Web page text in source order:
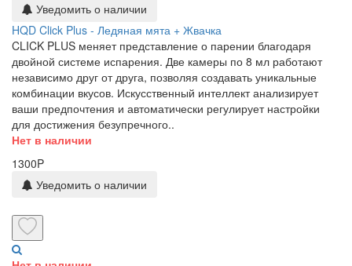
Уведомить о наличии
HQD Click Plus - Ледяная мята + Жвачка
CLICK PLUS меняет представление о парении благодаря
двойной системе испарения. Две камеры по 8 мл работают
независимо друг от друга, позволяя создавать уникальные
комбинации вкусов. Искусственный интеллект анализирует
ваши предпочтения и автоматически регулирует настройки
для достижения безупречного..
Нет в наличии
1300P
Уведомить о наличии